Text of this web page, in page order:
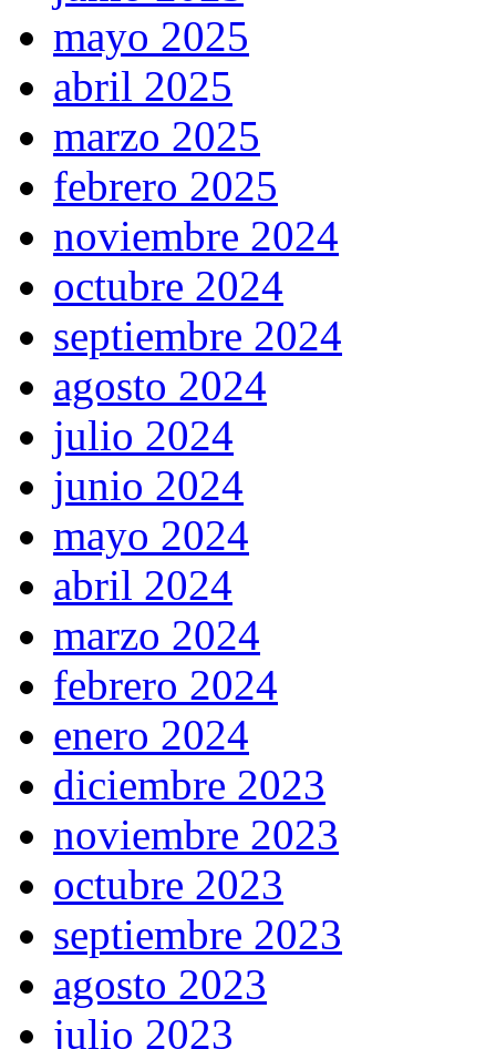
mayo 2025
abril 2025
marzo 2025
febrero 2025
noviembre 2024
octubre 2024
septiembre 2024
agosto 2024
julio 2024
junio 2024
mayo 2024
abril 2024
marzo 2024
febrero 2024
enero 2024
diciembre 2023
noviembre 2023
octubre 2023
septiembre 2023
agosto 2023
julio 2023